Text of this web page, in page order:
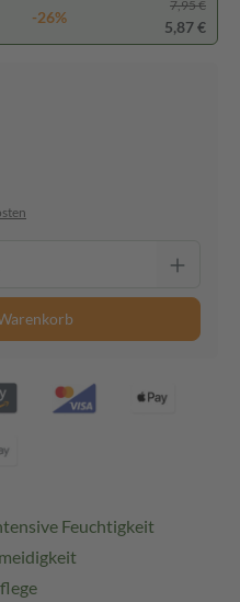
-26%
7,95 €
5,87 €
Feuchtigkeit